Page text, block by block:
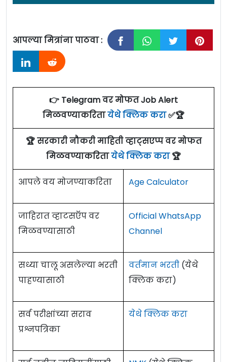
जाहिरात दिनांक: 17/10/24
महाराष्ट्र राज्य विद्युत मंडळ पारेषण कंपनी लिमिटेड पुणे
[Mahapareshan Pune] अंतर्गतशिकाऊ उमेदवार
पदांच्या 68 जागांसाठी पात्र उमेदवारांकडून अर्ज
मागवण्यात येत असून ऑनलाईन अर्ज करण्याचा अंतिम
दिनांक24, 25 आणि 31 ऑक्टोबर 2024आहे. सविस्तर
माहितीसाठी कृपया जाहिरात पाहा.
एकूण: 68 जागा
Details:
पदांचे नाव शैक्षणिक पात्रता
शिकाऊ उमेदवार
/Apprentice
दहावी उत्तीर्ण,
इलेक्ट्रिशियनमध्ये
आपल्या मित्रांना पाठवा :
👉 Telegram वर मोफत Job Alert
मिळवण्याकरितायेथे क्लिक करा✅🏆
🏆 सरकारी नौकरी माहिती व्हाट्सएप्प वर मोफत
मिळवण्याकरितायेथे क्लिक करा🏆
आपले वय मोजण्याकरिता Age Calculator
जाहिरात व्हाटसऍप वर
मिळवण्यासाठी
Official WhatsApp
Channel
सध्या चालू असलेल्या भरती
पाहण्यासाठी
वर्तमान भरती (येथे
क्लिक करा)
सर्व परीक्षांच्या सराव
प्रश्नपत्रिका
येथे क्लिक करा